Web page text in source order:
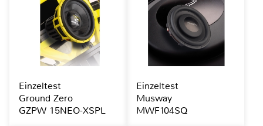
Einzeltest
Ground Zero
GZPW 15NEO-XSPL
Einzeltest
Musway
MWF104SQ